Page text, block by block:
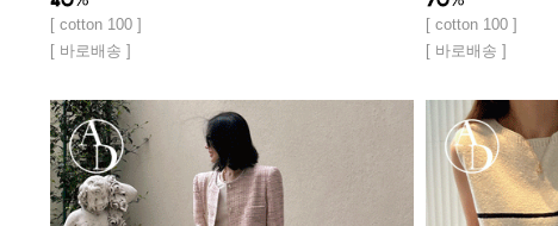
[ cotton 100 ]
[ 바로배송 ]
[ cotton 100 ]
[ 바로배송 ]